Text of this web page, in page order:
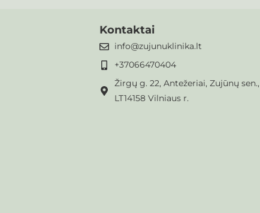
Kontaktai
info@zujunuklinika.lt
+37066470404
Žirgų g. 22, Antežeriai, Zujūnų sen.,
LT14158 Vilniaus r.